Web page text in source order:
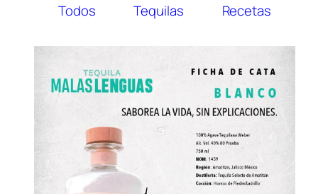
Todos Tequilas Recetas